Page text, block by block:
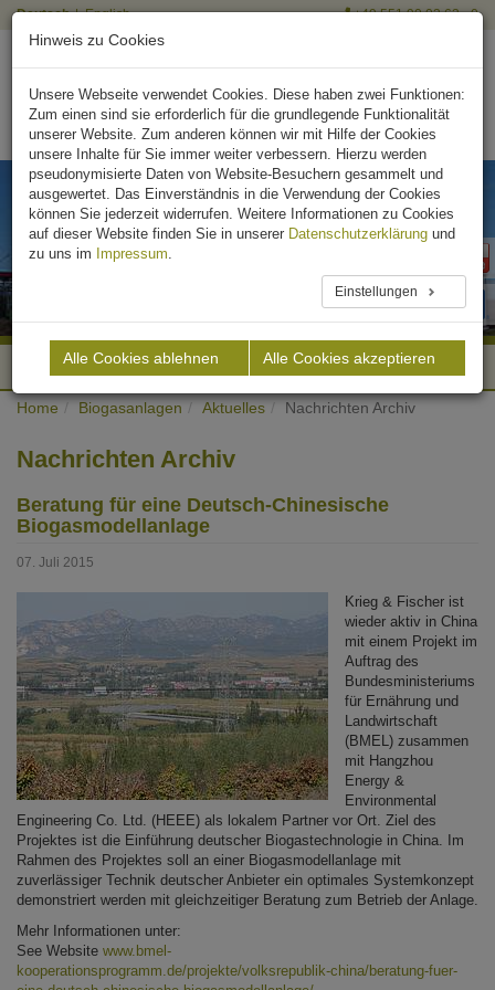
Deutsch English +49 551 90 03 63 - 0
Nachrichten Archiv
Home Biogasanlagen Aktuelles Nachrichten Archiv
Nachrichten Archiv
Beratung für eine Deutsch-Chinesische
Biogasmodellanlage
07. Juli 2015
Krieg & Fischer ist
wieder aktiv in China
mit einem Projekt im
Auftrag des
Bundesministeriums
für Ernährung und
Landwirtschaft
(BMEL) zusammen
mit Hangzhou
Energy &
Environmental
Engineering Co. Ltd. (HEEE) als lokalem Partner vor Ort. Ziel des
Projektes ist die Einführung deutscher Biogastechnologie in China. Im
Rahmen des Projektes soll an einer Biogasmodellanlage mit
zuverlässiger Technik deutscher Anbieter ein optimales Systemkonzept
demonstriert werden mit gleichzeitiger Beratung zum Betrieb der Anlage.
Mehr Informationen unter:
See Website www.bmel-
kooperationsprogramm.de/projekte/volksrepublik-china/beratung-fuer-
Hinweis zu Cookies
Unsere Webseite verwendet Cookies. Diese haben zwei Funktionen:
Zum einen sind sie erforderlich für die grundlegende Funktionalität
unserer Website. Zum anderen können wir mit Hilfe der Cookies
unsere Inhalte für Sie immer weiter verbessern. Hierzu werden
pseudonymisierte Daten von Website-Besuchern gesammelt und
ausgewertet. Das Einverständnis in die Verwendung der Cookies
können Sie jederzeit widerrufen. Weitere Informationen zu Cookies
auf dieser Website finden Sie in unserer Datenschutzerklärung und
zu uns im Impressum.
Einstellungen
Alle Cookies ablehnen Alle Cookies akzeptieren